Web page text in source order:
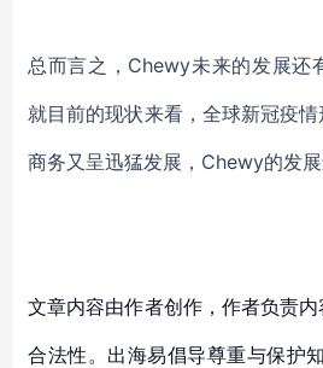
总而言之， Chewy未来的发展还
就目前的现状来看，全球新冠疫
商务又呈迅猛发展， Chewy的发
文章内容由作者创作，作者负责
合法性。出海易倡导尊重与保护